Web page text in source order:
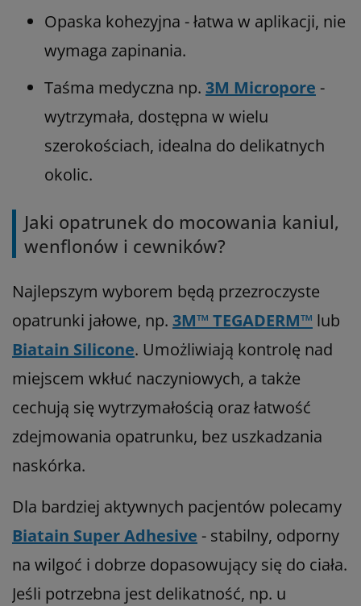
Opaska kohezyjna - łatwa w aplikacji, nie
wymaga zapinania.
Taśma medyczna np. 3M Micropore -
wytrzymała, dostępna w wielu
szerokościach, idealna do delikatnych
okolic.
Jaki opatrunek do mocowania kaniul,
wenflonów i cewników?
Najlepszym wyborem będą przezroczyste
opatrunki jałowe, np. 3M™ TEGADERM™ lub
Biatain Silicone. Umożliwiają kontrolę nad
miejscem wkłuć naczyniowych, a także
cechują się wytrzymałością oraz łatwość
zdejmowania opatrunku, bez uszkadzania
naskórka.
Dla bardziej aktywnych pacjentów polecamy
Biatain Super Adhesive - stabilny, odporny
na wilgoć i dobrze dopasowujący się do ciała.
Jeśli potrzebna jest delikatność, np. u